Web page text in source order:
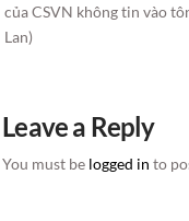
của CSVN không tin vào
Lan)
Leave a Reply
You must be logged in to